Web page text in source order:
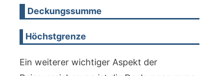
Deckungssumme
Höchstgrenze
Ein weiterer wichtiger Aspekt der